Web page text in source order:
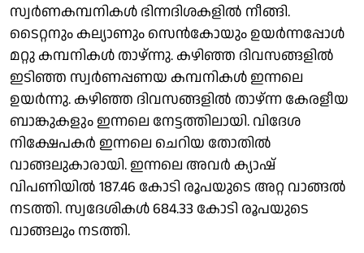
സ്വർണകമ്പനികൾ ഭിന്നദിശകളിൽ നീങ്ങി.
ടൈറ്റനും കല്യാണും സെൻകോയും ഉയർന്നപ്പോൾ
മറ്റു കമ്പനികൾ താഴ്ന്നു. കഴിഞ്ഞ ദിവസങ്ങളിൽ
ഇടിഞ്ഞ സ്വർണപ്പണയ കമ്പനികൾ ഇന്നലെ
ഉയർന്നു. കഴിഞ്ഞ ദിവസങ്ങളിൽ താഴ്ന്ന കേരളീയ
ബാങ്കുകളും ഇന്നലെ നേട്ടത്തിലായി. വിദേശ
നിക്ഷേപകർ ഇന്നലെ ചെറിയ തോതിൽ
വാങ്ങലുകാരായി. ഇന്നലെ അവർ ക്യാഷ്
വിപണിയിൽ 187.46 കോടി രൂപയുടെ അറ്റ വാങ്ങൽ
നടത്തി. സ്വദേശികൾ 684.33 കോടി രൂപയുടെ
വാങ്ങലും നടത്തി.